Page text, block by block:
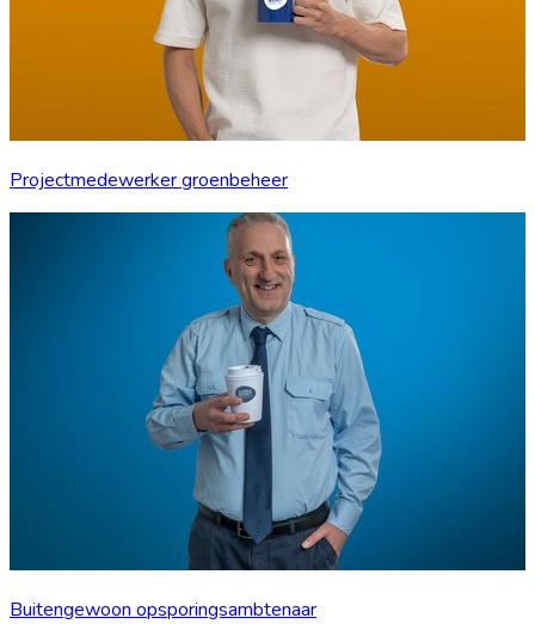
Projectmedewerker groenbeheer
Buitengewoon opsporingsambtenaar